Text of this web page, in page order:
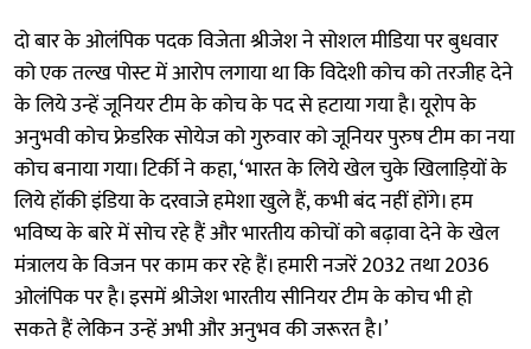
दो बार के ओलंपिक पदक विजेता श्रीजेश ने सोशल मीडिया पर बुधवार
को एक तल्ख पोस्ट में आरोप लगाया था कि विदेशी कोच को तरजीह देने
के लिये उन्हें जूनियर टीम के कोच के पद से हटाया गया है। यूरोप के
अनुभवी कोच फ्रेडरिक सोयेज को गुरुवार को जूनियर पुरुष टीम का नया
कोच बनाया गया। टिर्की ने कहा, ‘भारत के लिये खेल चुके खिलाड़ियों के
लिये हॉकी इंडिया के दरवाजे हमेशा खुले हैं, कभी बंद नहीं होंगे। हम
भविष्य के बारे में सोच रहे हैं और भारतीय कोचों को बढ़ावा देने के खेल
मंत्रालय के विजन पर काम कर रहे हैं। हमारी नजरें 2032 तथा 2036
ओलंपिक पर है। इसमें श्रीजेश भारतीय सीनियर टीम के कोच भी हो
सकते हैं लेकिन उन्हें अभी और अनुभव की जरूरत है।’